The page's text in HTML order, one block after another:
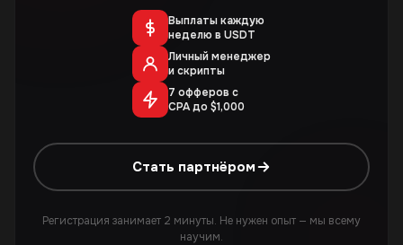
Выплаты каждую
неделю в USDT
Личный менеджер
и скрипты
7 офферов с
CPA до $1,000
Стать партнёром
Регистрация занимает 2 минуты. Не нужен опыт — мы всему
научим.